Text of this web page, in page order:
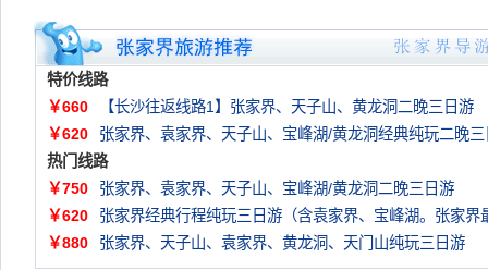
特价线路
￥660
【长沙往返线路1】张家界、天子山、黄龙洞二晚三日游
￥620
张家界、袁家界、天子山、宝峰湖/黄龙洞经典纯玩二晚三
热门线路
￥750
张家界、袁家界、天子山、宝峰湖/黄龙洞二晚三日游
￥620
张家界经典行程纯玩三日游（含袁家界、宝峰湖。张家界
￥880
张家界、天子山、袁家界、黄龙洞、天门山纯玩三日游